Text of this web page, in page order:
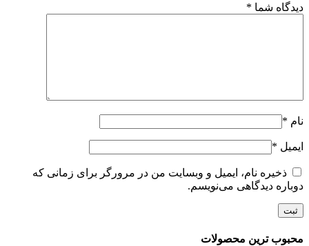
دیدگاه شما *
نام *
ایمیل *
ذخیره نام، ایمیل و وبسایت من در مرورگر برای زمانی که
دوباره دیدگاهی می‌نویسم.
محبوب ترین محصولات